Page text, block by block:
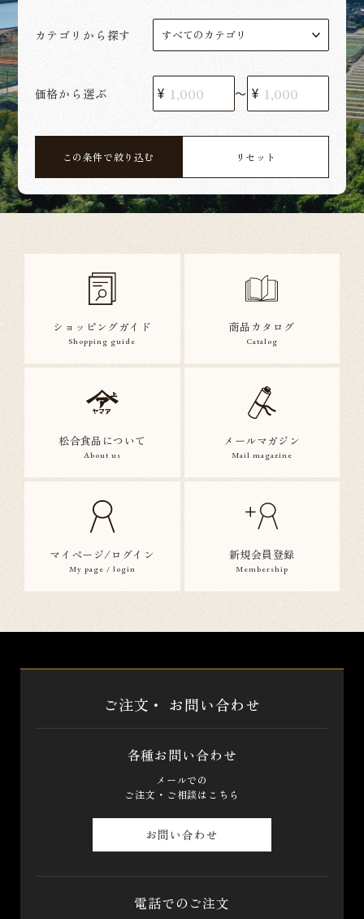
カテゴリから探す
価格から選ぶ 〜
この条件で絞り込む リセット
ショッピングガイド
Shopping guide
商品カタログ
Catalog
松合食品について
About us
メールマガジン
Mail magazine
マイページ/ログイン
My page / login
新規会員登録
Membership
ご注文・ お問い合わせ
各種お問い合わせ
メールでの
ご注文・ご相談はこちら
お問い合わせ
電話でのご注文